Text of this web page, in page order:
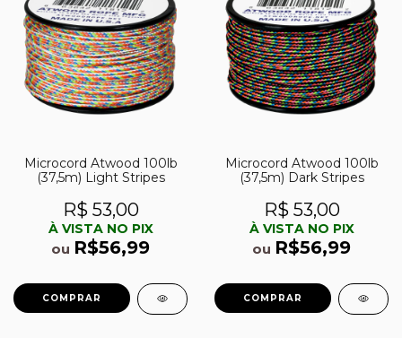
Microcord Atwood 100lb
(37,5m) Light Stripes
R$ 53,00
À VISTA NO PIX
ou R$56,99
Microcord Atwood 100lb
(37,5m) Dark Stripes
R$ 53,00
À VISTA NO PIX
ou R$56,99